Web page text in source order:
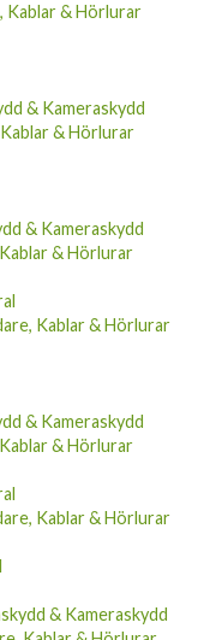
Kablar & Hörlurar
& Kameraskydd
& Hörlurar
& Kameraskydd
& Hörlurar
Kablar & Hörlurar
& Kameraskydd
& Hörlurar
Kablar & Hörlurar
& Kameraskydd